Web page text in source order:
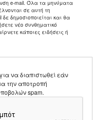
e-mail. Όλα τα μηνύματα
σε αυτή τη
δημοσιοποιείται και θα
νέο συνθηματικό
κάποιες ειδήσεις ή
να διαπιστωθεί εάν
την αποτροπή
spam.